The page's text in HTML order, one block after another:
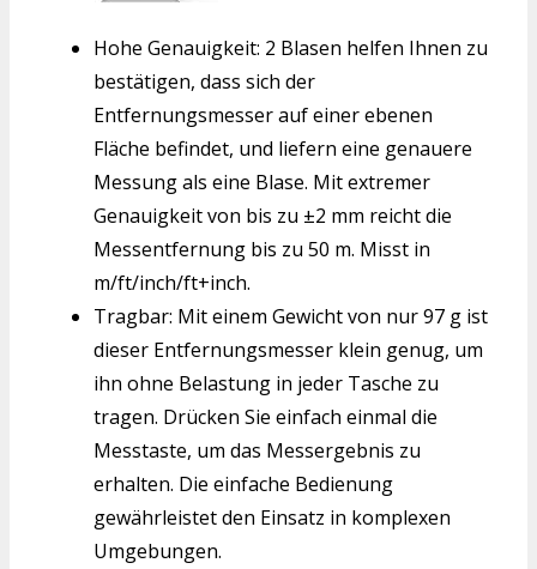
Hohe Genauigkeit: 2 Blasen helfen Ihnen zu
bestätigen, dass sich der
Entfernungsmesser auf einer ebenen
Fläche befindet, und liefern eine genauere
Messung als eine Blase. Mit extremer
Genauigkeit von bis zu ±2 mm reicht die
Messentfernung bis zu 50 m. Misst in
m/ft/inch/ft+inch.
Tragbar: Mit einem Gewicht von nur 97 g ist
dieser Entfernungsmesser klein genug, um
ihn ohne Belastung in jeder Tasche zu
tragen. Drücken Sie einfach einmal die
Messtaste, um das Messergebnis zu
erhalten. Die einfache Bedienung
gewährleistet den Einsatz in komplexen
Umgebungen.